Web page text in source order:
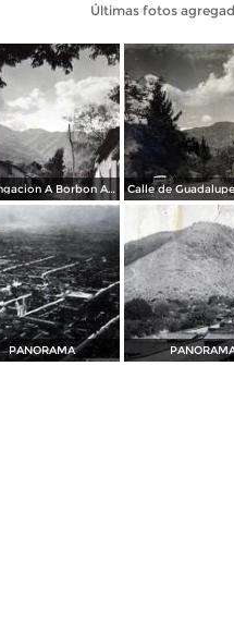
Últimas fotos
Prolongacion A Borbon Autlán, Jalisco.
PANORAMA